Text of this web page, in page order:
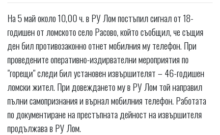
На 5 май около 10,00 ч. в РУ Лом постъпил сигнал от 18-
годишен от ломското село Расово, който съобщил, че същия
ден бил противозаконно отнет мобилния му телефон. При
проведените оперативно-издирвателни мероприятия по
"горещи" следи бил установен извършителят – 46-годишен
ломски жител. При довеждането му в РУ Лом той направил
пълни самопризнания и върнал мобилния телефон. Работата
по документиране на престъпната дейност на извършителя
продължава в РУ Лом.